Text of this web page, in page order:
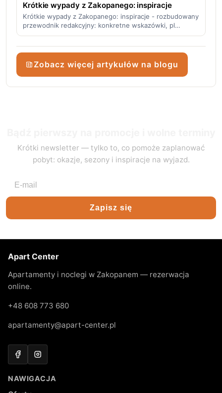
Krótkie wypady z Zakopanego: inspiracje
Krótkie wypady z Zakopanego: inspiracje - rozbudowany
przewodnik redakcyjny: konkretne wskazówki, pl…
Zobacz więcej artykułów na blogu
Krótki newsletter — tylko to, co pomoże zaplanować
pobyt: okazje, sezony i inspiracje na wyjazd.
Adres e-mail
Zapisz się
Apart Center
Apartamenty i noclegi w Zakopanem — rezerwacja
online.
+48 608 773 680
apartamenty@apart-center.pl
FacebookInstagram
NAWIGACJA